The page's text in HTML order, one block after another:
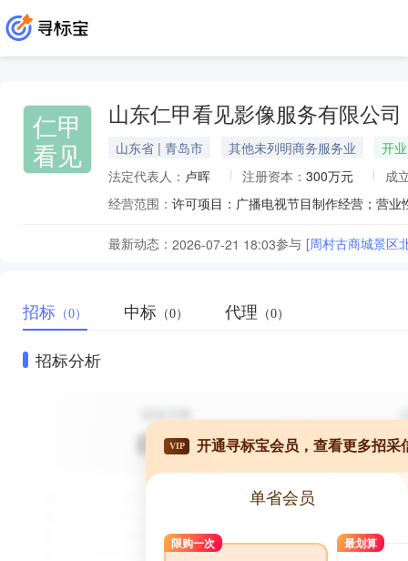
仁甲
看见
山东仁甲看见影像服务有限公司
山东省 | 青岛市 其他未列明商务服务业
开业
法定代表人： 卢晖 注册资本： 300万元
成
经营范围：
最新动态： 2026-07-21 18:03参与 [周村古商城景区
招标 （0） 中标 （0） 代理 （0）
招标分析
VIP 开通寻标宝会员，查看更多招采
单省会员
限购一次 最划算